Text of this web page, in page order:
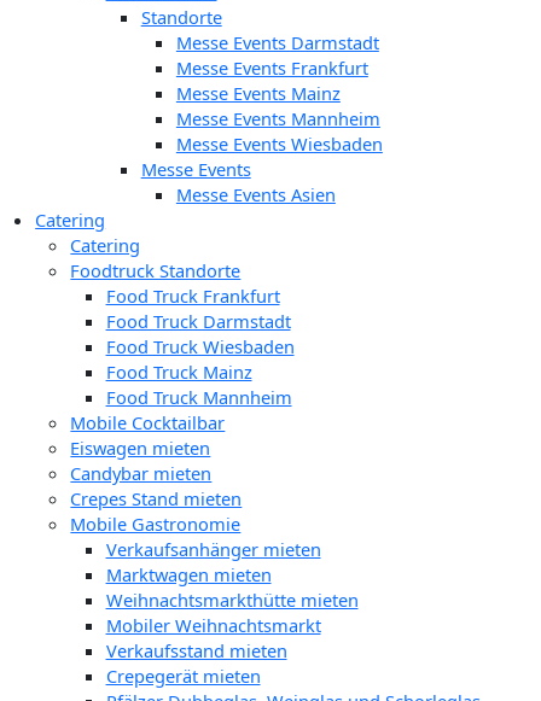
Standorte
Messe Events Darmstadt
Messe Events Frankfurt
Messe Events Mainz
Messe Events Mannheim
Messe Events Wiesbaden
Messe Events
Messe Events Asien
Catering
Catering
Foodtruck Standorte
Food Truck Frankfurt
Food Truck Darmstadt
Food Truck Wiesbaden
Food Truck Mainz
Food Truck Mannheim
Mobile Cocktailbar
Eiswagen mieten
Candybar mieten
Crepes Stand mieten
Mobile Gastronomie
Verkaufsanhänger mieten
Marktwagen mieten
Weihnachtsmarkthütte mieten
Mobiler Weihnachtsmarkt
Verkaufsstand mieten
Crepegerät mieten